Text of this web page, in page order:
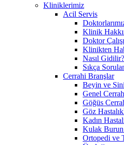
Kliniklerimiz
Acil Servis
Klinik
Doktor
Klinikten
Nasıl Gidilir?
Sıkça
Cerrahi Branşlar
Beyin ve
Genel
Göğüs
Göz
Kadın
Kulak
Ortopedi ve